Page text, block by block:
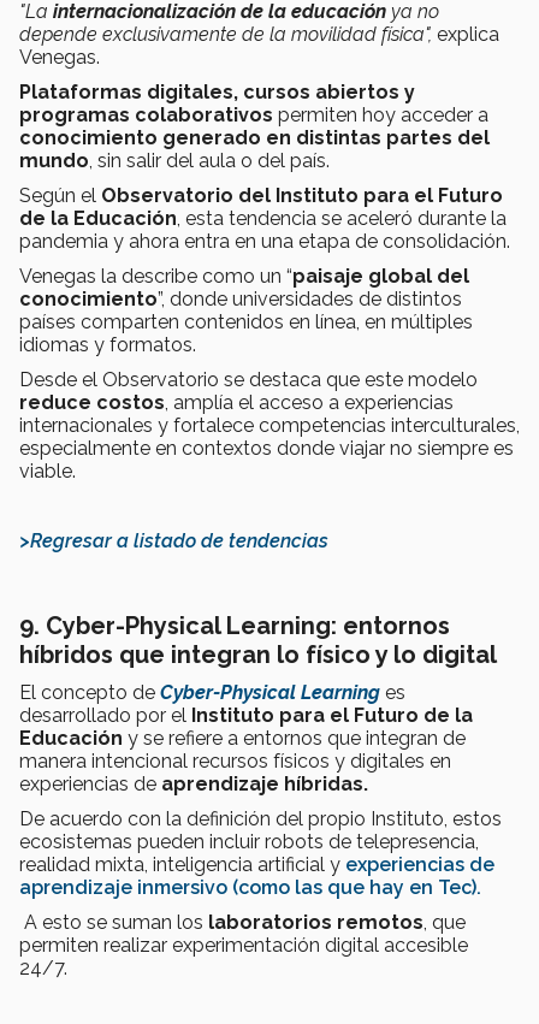
"La internacionalización de la educación ya no
depende exclusivamente de la movilidad física", explica
Venegas.
Plataformas digitales, cursos abiertos y
programas colaborativos permiten hoy acceder a
conocimiento generado en distintas partes del
mundo , sin salir del aula o del país.
Según el Observatorio del Instituto para el Futuro
de la Educación , esta tendencia se aceleró durante la
pandemia y ahora entra en una etapa de consolidación.
Venegas la describe como un “paisaje global del
conocimiento”, donde universidades de distintos
países comparten contenidos en línea, en múltiples
idiomas y formatos.
Desde el Observatorio se destaca que este modelo
reduce costos , amplía el acceso a experiencias
internacionales y fortalece competencias interculturales,
especialmente en contextos donde viajar no siempre es
viable.
>Regresar a listado de tendencias
9. Cyber-Physical Learning: entornos
híbridos que integran lo físico y lo digital
El concepto de Cyber-Physical Learning es
desarrollado por el Instituto para el Futuro de la
Educación y se refiere a entornos que integran de
manera intencional recursos físicos y digitales en
experiencias de aprendizaje híbridas.
De acuerdo con la definición del propio Instituto, estos
ecosistemas pueden incluir robots de telepresencia,
realidad mixta, inteligencia artificial y experiencias de
aprendizaje inmersivo (como las que hay en Tec).
A esto se suman los laboratorios remotos , que
permiten realizar experimentación digital accesible
24/7.